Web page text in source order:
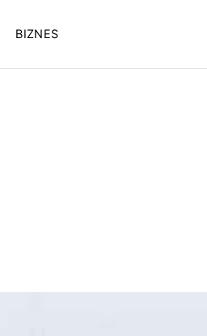
BIZNES